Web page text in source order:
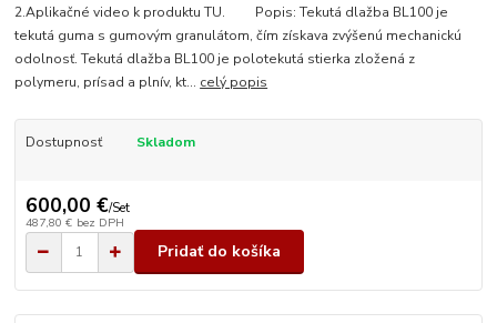
2.Aplikačné video k produktu TU. Popis: Tekutá dlažba BL100 je
tekutá guma s gumovým granulátom, čím získava zvýšenú mechanickú
odolnosť. Tekutá dlažba BL100 je polotekutá stierka zložená z
polymeru, prísad a plnív, kt... celý popis
Dostupnosť Skladom
600,00 €/Set
487,80 € bez DPH
Pridať do košíka